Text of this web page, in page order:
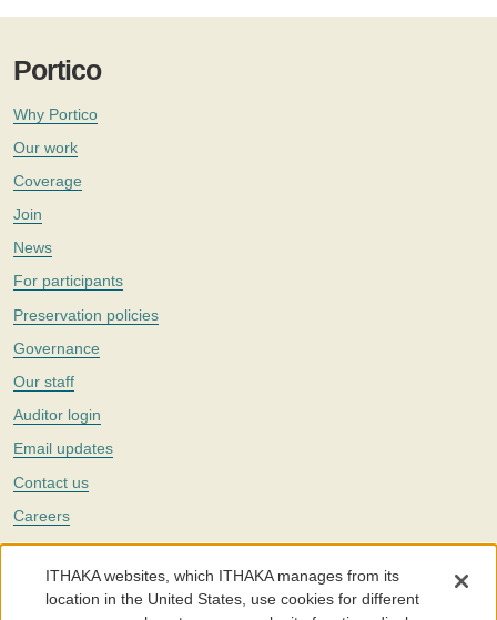
Portico
Why Portico
Our work
Coverage
Join
News
For participants
Preservation policies
Governance
Our staff
Auditor login
Email updates
Contact us
Careers
Twitter
The Portico digital preservation service is part ofITHAKA, a nonprofit
with a mission to improve access to knowledge and education for people
ITHAKA websites, which ITHAKA manages from its
location in the United States, use cookies for different